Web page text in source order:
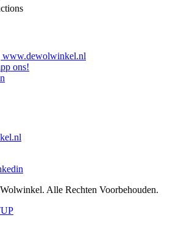
www.dewolwinkel.nl
ons!
Alle Rechten Voorbehouden.